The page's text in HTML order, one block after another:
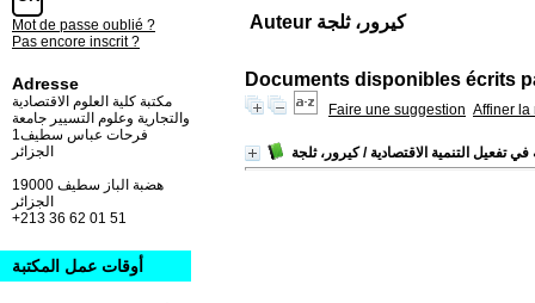
Auteur كيرور، ثلجة
Documents disponibles écrits
Faire une suggestion Affiner la
في تفعيل التنمية الاقتصادية / كيرور، ثلجة
Mot de passe oublié ?
Pas encore inscrit ?
Adresse
مكتبة كلية العلوم الاقتصادية
والتجارية وعلوم التسيير جامعة
فرحات عباس سطيف1
الجزائر
19000 هضبة الباز سطيف
+213 36 62 01 51
أوقات عمل المكتبة